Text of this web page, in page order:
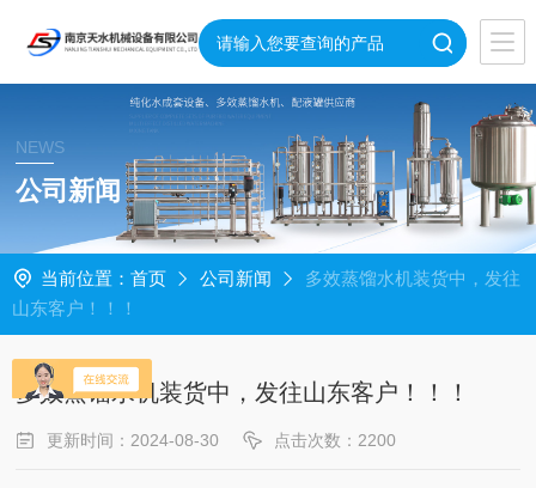
NEWS
公司新闻
当前位置： 首页 公司新闻
多效蒸馏水机装货中，发往
山东客户！！！
多效蒸馏水机装货中，发往山东客户！！！
更新时间：2024-08-30 点击次数：2200